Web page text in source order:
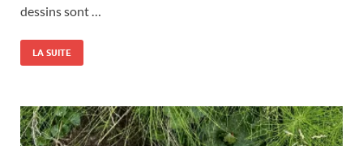
dessins sont …
LA SUITE